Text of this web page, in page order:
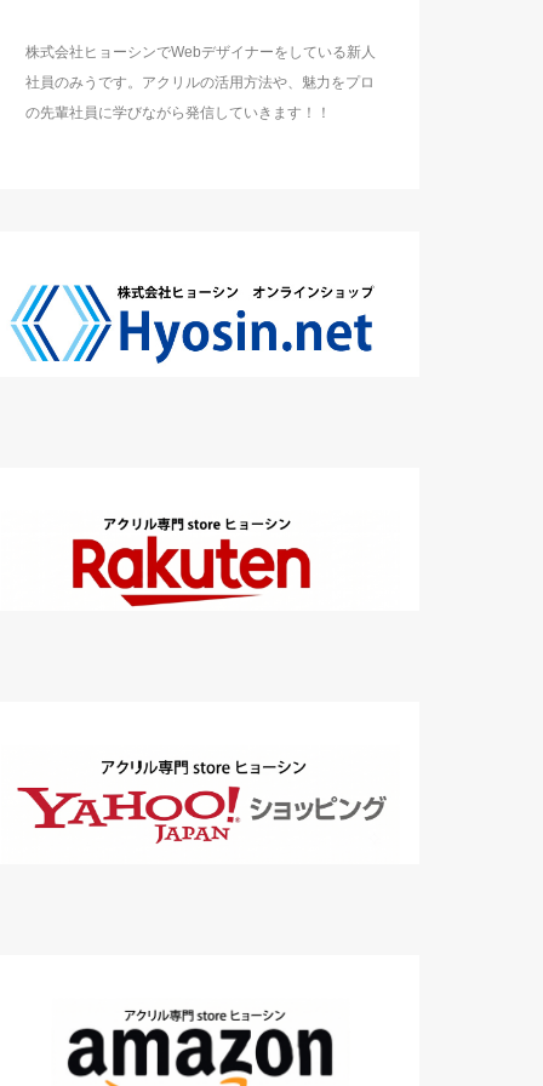
株式会社ヒョーシンでWebデザイナーをしている新人
社員のみうです。アクリルの活用方法や、魅力をプロ
の先輩社員に学びながら発信していきます！！